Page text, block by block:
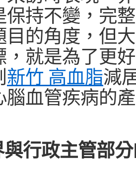
保持不變，完
目的角度，但
，就是為了更
新竹 高血脂減
腦血管疾病的
行政主管部